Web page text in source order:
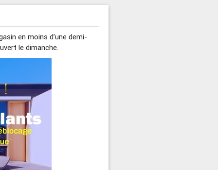
en moins d’une demi-
le dimanche.